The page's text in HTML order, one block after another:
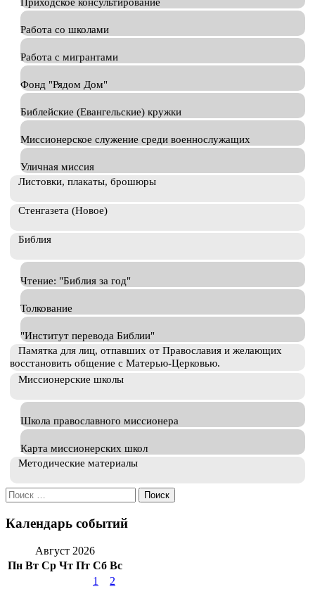
Приходское консультирование
Работа со школами
Работа с мигрантами
Фонд "Рядом Дом"
Библейские (Евангельские) кружки
Миссионерское служение среди военнослужащих
Уличная миссия
Листовки, плакаты, брошюры
Стенгазета (Новое)
Библия
Чтение: "Библия за год"
Толкование
"Институт перевода Библии"
Памятка для лиц, отпавших от Православия и желающих
восстановить общение с Матерью-Церковью.
Миссионерские школы
Школа православного миссионера
Карта миссионерских школ
Методические материалы
Искать:
Календарь событий
Август 2026
Пн Вт Ср Чт Пт Сб Вс
1
2